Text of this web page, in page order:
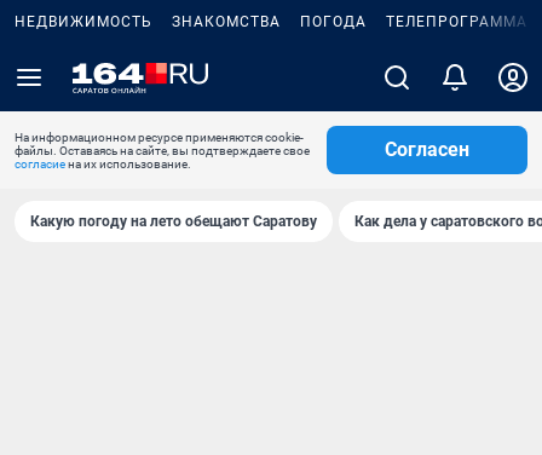
НЕДВИЖИМОСТЬ ЗНАКОМСТВА ПОГОДА ТЕЛЕПРОГРАММА
На информационном ресурсе применяются cookie-
файлы. Оставаясь на сайте, вы подтверждаете свое
согласиена их использование.
Согласен
Какую погоду на лето обещают Саратову Как дела у саратовского